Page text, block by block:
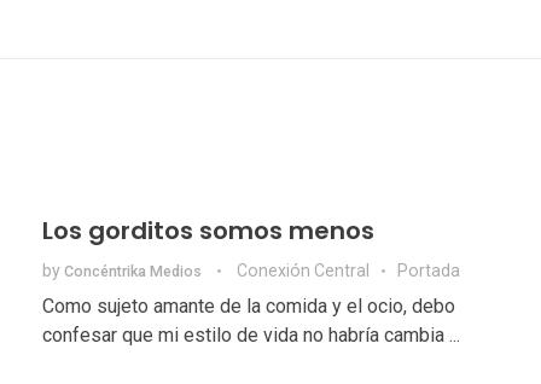
Los gorditos somos menos
by Concéntrika Medios Conexión Central Portada
Como sujeto amante de la comida y el ocio, debo
confesar que mi estilo de vida no habría cambia ...